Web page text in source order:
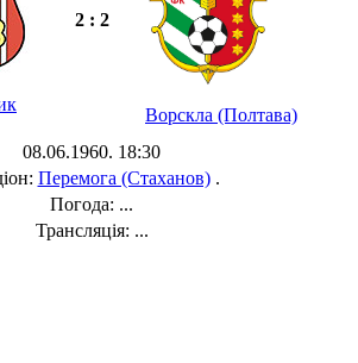
2 : 2
Ворскла (Полтава)
08.06.1960. 18:30
Перемога (Стаханов).
Погода: ...
Трансляція: ...